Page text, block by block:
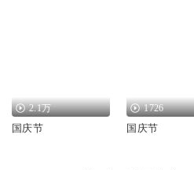
2.1万
国庆节
1726
国庆节